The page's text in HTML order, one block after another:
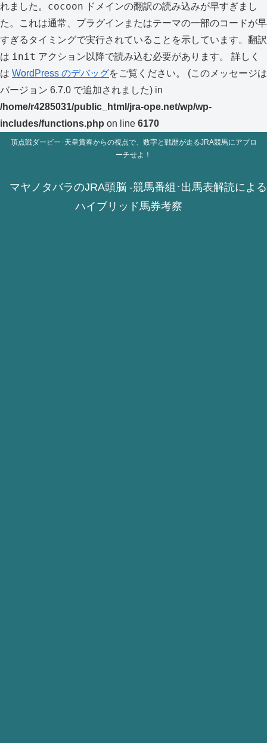
れました。 cocoon ドメインの翻訳の読み込みが早すぎまし
た。これは通常、プラグインまたはテーマの一部のコードが早
すぎるタイミングで実行されていることを示しています。翻訳
は init アクション以降で読み込む必要があります。 詳しく
は WordPress のデバッグをご覧ください。 (このメッセージは
バージョン 6.7.0 で追加されました) in
/home/r4285031/public_html/jra-ope.net/wp/wp-
includes/functions.php on line 6170
頂点戦ダービー･天皇賞春からの視点で、数字と戦歴が走るJRA競馬にアプロ
ーチせよ！
マヤノタバラのJRA頭脳 -競馬番組･出馬表解読による
ハイブリッド馬券考察